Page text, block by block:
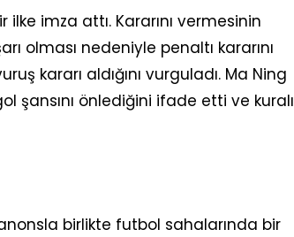
ilke imza attı. Kararını vermesinin
olması nedeniyle penaltı kararını
kararı aldığını vurguladı. Ma Ning
önlediğini ifade etti ve kuralı
birlikte futbol sahalarında bir